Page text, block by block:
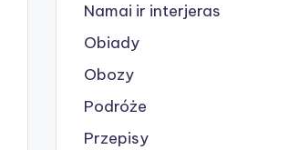
Namai ir interjeras
Obiady
Obozy
Podróże
Przepisy